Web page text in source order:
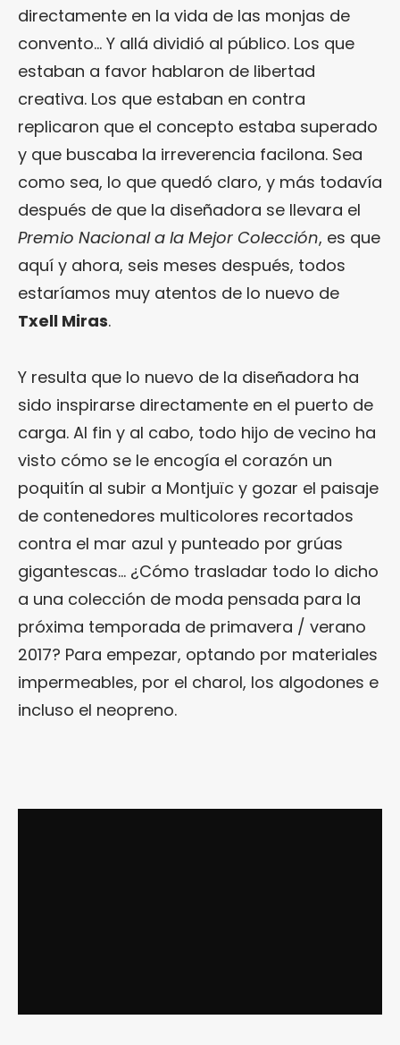
directamente en la vida de las monjas de
convento… Y allá dividió al público. Los que
estaban a favor hablaron de libertad
creativa. Los que estaban en contra
replicaron que el concepto estaba superado
y que buscaba la irreverencia facilona. Sea
como sea, lo que quedó claro, y más todavía
después de que la diseñadora se llevara el
Premio Nacional a la Mejor Colección, es que
aquí y ahora, seis meses después, todos
estaríamos muy atentos de lo nuevo de
Txell Miras.
Y resulta que lo nuevo de la diseñadora ha
sido inspirarse directamente en el puerto de
carga. Al fin y al cabo, todo hijo de vecino ha
visto cómo se le encogía el corazón un
poquitín al subir a Montjuïc y gozar el paisaje
de contenedores multicolores recortados
contra el mar azul y punteado por grúas
gigantescas… ¿Cómo trasladar todo lo dicho
a una colección de moda pensada para la
próxima temporada de primavera / verano
2017? Para empezar, optando por materiales
impermeables, por el charol, los algodones e
incluso el neopreno.